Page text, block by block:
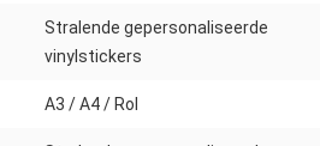
Stralende gepersonaliseerde
vinylstickers
A3 / A4 / Rol